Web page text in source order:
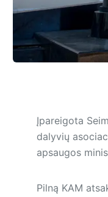
Įpareigota
dalyvių
apsaugos
Pilną KAM